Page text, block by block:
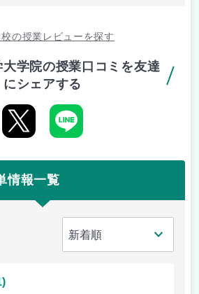
の授業レビューを探す
学院の授業口コミを友達
にシェアする
情報一覧